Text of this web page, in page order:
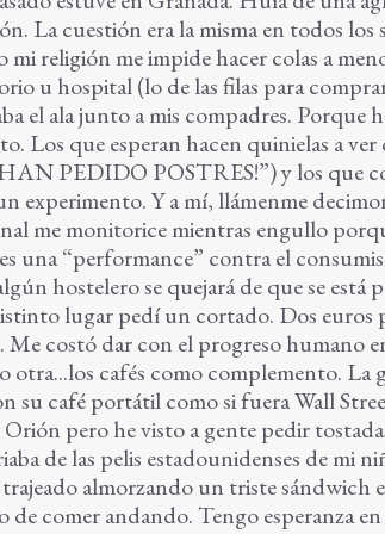
La cuestión era la misma en todos los
mi religión me impide hacer colas a
u hospital (lo de las filas para
el ala junto a mis compadres. Porque
Los que esperan hacen quinielas a ver
PEDIDO POSTRES!”) y los que
experimento. Y a mí, llámenme
me monitorice mientras engullo
una “performance” contra el
hostelero se quejará de que se está
lugar pedí un cortado. Dos euros
costó dar con el progreso humano
otra...los cafés como complemento.
su café portátil como si fuera Wall
Orión pero he visto a gente pedir
de las pelis estadounidenses de mi
almorzando un triste sándwich
de comer andando. Tengo esperanza